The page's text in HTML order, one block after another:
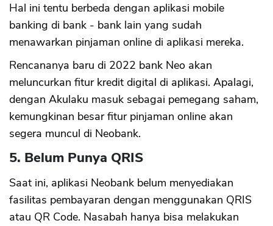
Hal ini tentu berbeda dengan aplikasi mobile
banking di bank - bank lain yang sudah
menawarkan pinjaman online di aplikasi mereka.
Rencananya baru di 2022 bank Neo akan
meluncurkan fitur kredit digital di aplikasi. Apalagi,
dengan Akulaku masuk sebagai pemegang saham,
kemungkinan besar fitur pinjaman online akan
segera muncul di Neobank.
5. Belum Punya QRIS
Saat ini, aplikasi Neobank belum menyediakan
fasilitas pembayaran dengan menggunakan QRIS
atau QR Code. Nasabah hanya bisa melakukan